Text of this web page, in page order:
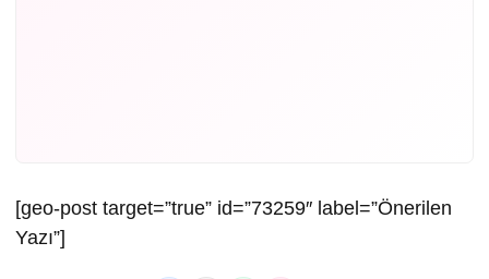
[geo-post target=”true” id=”73259″ label=”Önerilen
Yazı”]